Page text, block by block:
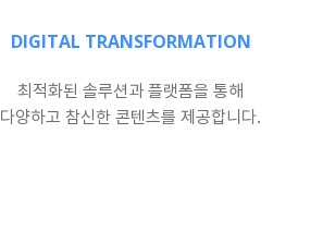
DIGITAL TRANSFORMATION
최적화된 솔루션과 플랫폼을 통해
다양하고 참신한 콘텐츠를 제공합니다.